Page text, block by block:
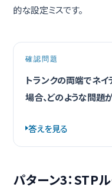
的な設定ミスです。
確認問題
トランクの両端でネ
場合、どのような問題
答えを見る
パターン3：STP